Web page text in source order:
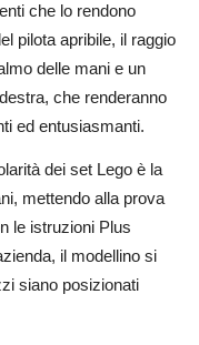
che lo rendono
pilota apribile, il raggio
delle mani e un
che renderanno
ed entusiasmanti.
dei set Lego è la
mettendo alla prova
le istruzioni Plus
il modellino si
siano posizionati